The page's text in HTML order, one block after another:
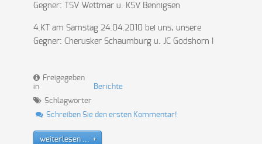
Gegner: TSV Wettmar u. KSV Bennigsen
4.KT am Samstag 24.04.2010 bei uns, unsere
Gegner: Cherusker Schaumburg u. JC Godshorn I
Freigegeben
in
Berichte
Schlagwörter
Schreiben Sie den ersten Kommentar!
weiterlesen ...